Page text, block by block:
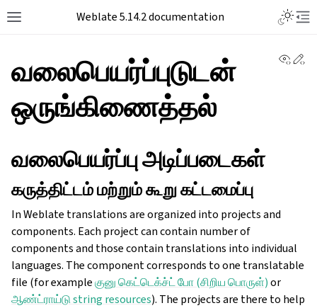
Weblate 5.14.2 documentation
வலைபெயர்ப்புடுடன்
ஒருங்கிணைத்தல்
வலைபெயர்ப்பு அடிப்படைகள்
கருத்திட்டம் மற்றும் கூறு கட்டமைப்பு
In Weblate translations are organized into projects and
components. Each project can contain number of
components and those contain translations into individual
languages. The component corresponds to one translatable
file (for exampleகுனு கெட்டெக்ச்ட் போ (சிறிய பொருள்)or
ஆண்ட்ராய்டு string resources). The projects are there to help